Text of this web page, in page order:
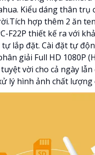
Kiểu dáng thân trụ
hợp thêm 2 ăn
F22P thiết kế ra với
lắp đặt. Cài đặt tự
giải Full HD 1080P
vời cho cả ngày lẫn
lý hình ảnh chất lượng